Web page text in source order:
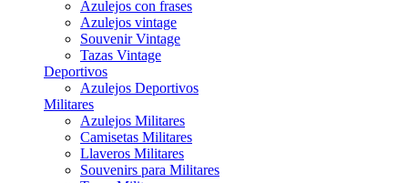
Azulejos con frases
Azulejos vintage
Souvenir Vintage
Tazas Vintage
Deportivos
Azulejos Deportivos
Militares
Azulejos Militares
Camisetas Militares
Llaveros Militares
Souvenirs para Militares